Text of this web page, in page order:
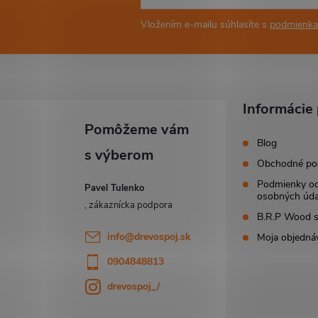
Vložením e-mailu súhlasíte s
Pavel Tulenko
info@drevospoj.sk
0904848813
drevospoj_/
Informácie
Blog
Obchodné
Podmienky
osobných
B.R.P Wood
Moja